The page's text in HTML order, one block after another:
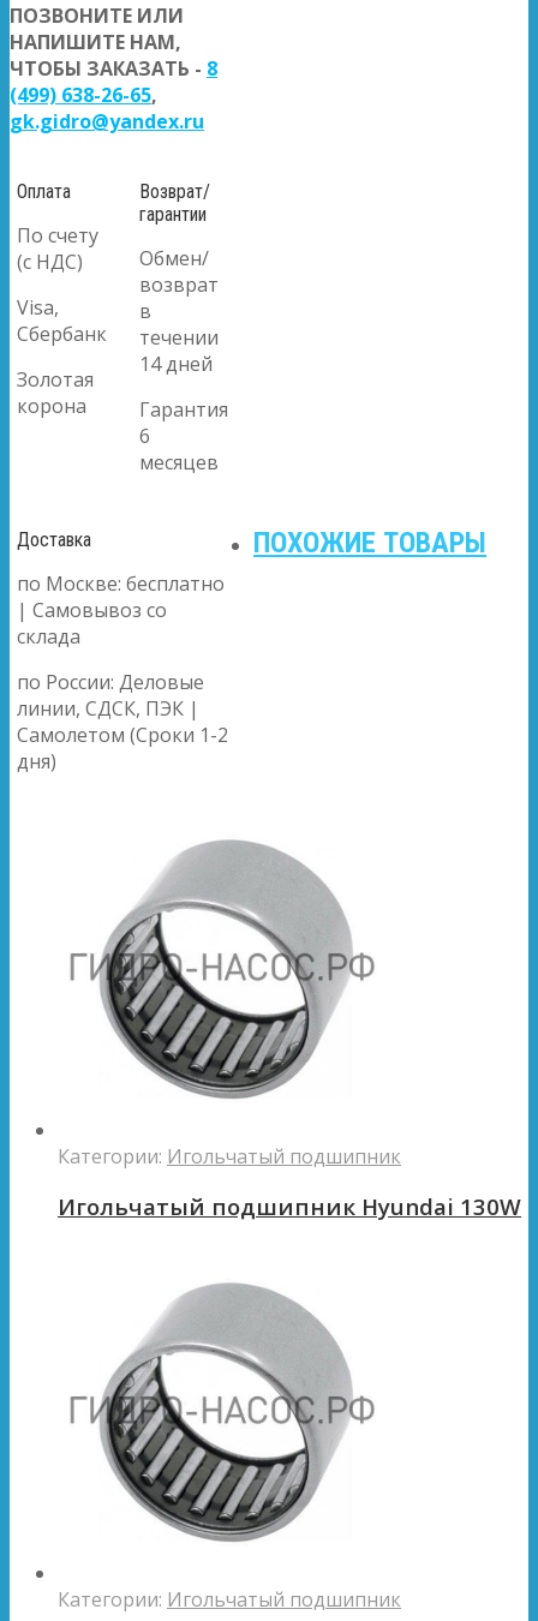
ПОЗВОНИТЕ ИЛИ
НАПИШИТЕ НАМ,
ЧТОБЫ ЗАКАЗАТЬ - 8
(499) 638-26-65,
gk.gidro@yandex.ru
Оплата
По счету
(с НДС)
Visa,
Сбербанк
Золотая
корона
Возврат/
гарантии
Обмен/
возврат
в
течении
14 дней
Гарантия
6
месяцев
Доставка
по Москве: бесплатно
| Самовывоз со
склада
по России: Деловые
линии, СДСК, ПЭК |
Самолетом (Сроки 1-2
дня)
ПОХОЖИЕ ТОВАРЫ
Категории: Игольчатый подшипник
Игольчатый подшипник Hyundai 130W
Категории: Игольчатый подшипник